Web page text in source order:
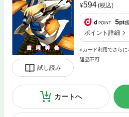
試し読み
594(税込)
5pt
ポイント詳細
dカード利用でさらに
返品不可
カートへ